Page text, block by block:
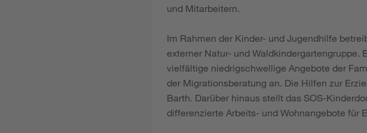
und Mitarbeitern.
Im Rahmen der Kinder- und Jugendhilfe
externer Natur- und Waldkindergartengruppe.
vielfältige niedrigschwellige Angebote der
der Migrationsberatung an. Die Hilfen zur
Barth. Darüber hinaus stellt das SOS-
differenzierte Arbeits- und Wohnangebote für